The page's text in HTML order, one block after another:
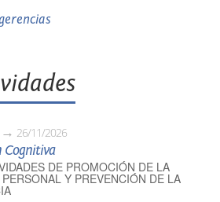
26/11/2026
Cognitiva
DE PROMOCIÓN DE LA
Y PREVENCIÓN DE LA